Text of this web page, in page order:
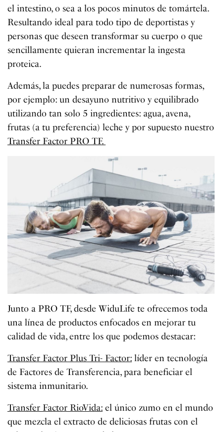
el intestino, o sea a los pocos minutos de tomártela.
Resultando ideal para todo tipo de deportistas y
personas que deseen transformar su cuerpo o que
sencillamente quieran incrementar la ingesta
proteica.
Además, la puedes preparar de numerosas formas,
por ejemplo: un desayuno nutritivo y equilibrado
utilizando tan solo 5 ingredientes: agua, avena,
frutas (a tu preferencia) leche y por supuesto nuestro
Transfer Factor PRO TF.
Junto a PRO TF, desde WiduLife te ofrecemos toda
una línea de productos enfocados en mejorar tu
calidad de vida, entre los que podemos destacar:
Transfer Factor Plus Tri- Factor: líder en tecnología
de Factores de Transferencia, para beneficiar el
sistema inmunitario.
Transfer Factor RioVida: el único zumo en el mundo
que mezcla el extracto de deliciosas frutas con el